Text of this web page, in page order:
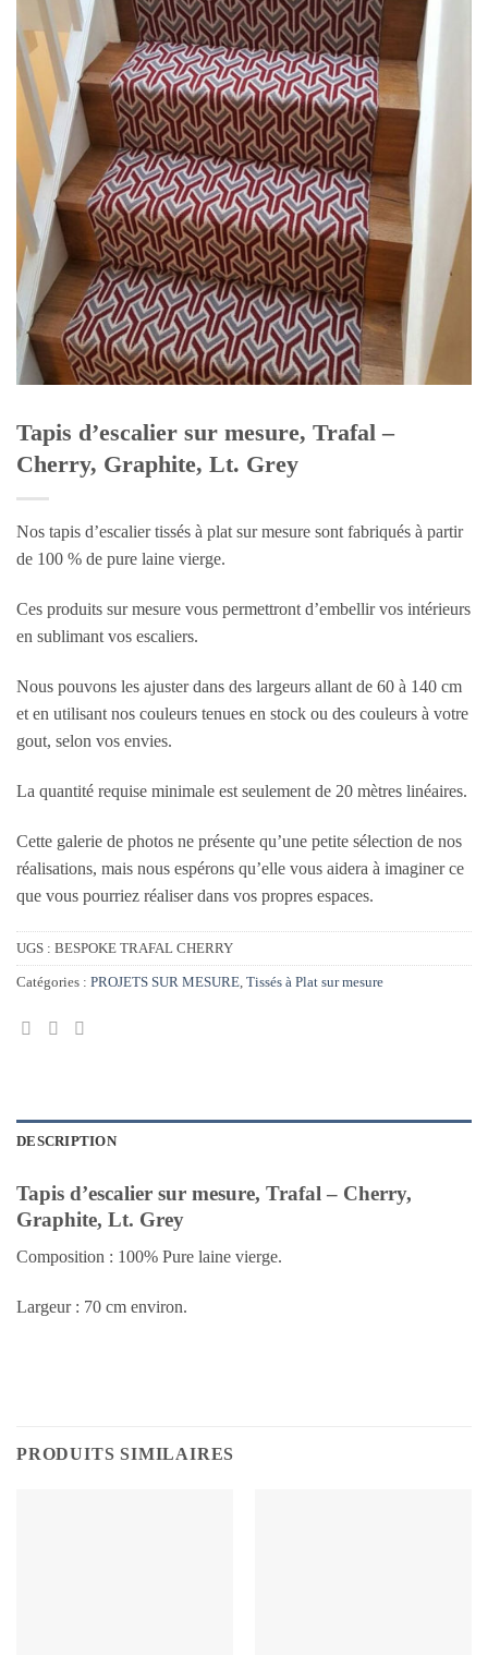
Tapis d’escalier sur mesure, Trafal –
Cherry, Graphite, Lt. Grey
Nos tapis d’escalier tissés à plat sur mesure sont fabriqués à partir
de 100 % de pure laine vierge.
Ces produits sur mesure vous permettront d’embellir vos intérieurs
en sublimant vos escaliers.
Nous pouvons les ajuster dans des largeurs allant de 60 à 140 cm
et en utilisant nos couleurs tenues en stock ou des couleurs à votre
gout, selon vos envies.
La quantité requise minimale est seulement de 20 mètres linéaires.
Cette galerie de photos ne présente qu’une petite sélection de nos
réalisations, mais nous espérons qu’elle vous aidera à imaginer ce
que vous pourriez réaliser dans vos propres espaces.
UGS : BESPOKE TRAFAL CHERRY
Catégories : PROJETS SUR MESURE, Tissés à Plat sur mesure
DESCRIPTION
Tapis d’escalier sur mesure, Trafal – Cherry,
Graphite, Lt. Grey
Composition : 100% Pure laine vierge.
Largeur : 70 cm environ.
PRODUITS SIMILAIRES